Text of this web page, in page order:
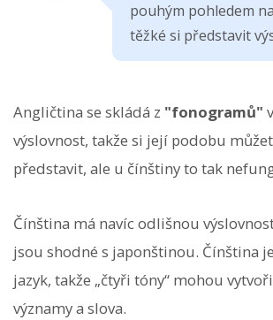
pouhým pohledem
těžké si představit
Angličtina se skládá z "fonogramů"
výslovnost, takže si její podobu
představit, ale u čínštiny to tak
Čínština má navíc odlišnou
jsou shodné s japonštinou. Čínština
jazyk, takže „čtyři tóny“ mohou
významy a slova.